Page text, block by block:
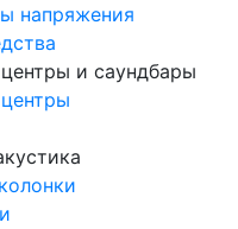
напряжения
и саундбары